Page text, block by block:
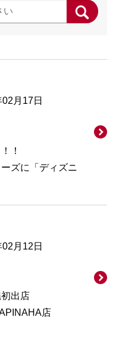
月17日
！
ズに「ディズニ
月12日
出店
店